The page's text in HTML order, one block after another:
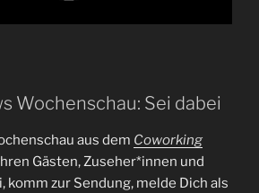
Wochenschau: Sei dabei
aus dem Coworking
Gästen, Zuseher*innen und
komm zur Sendung, melde Dich als